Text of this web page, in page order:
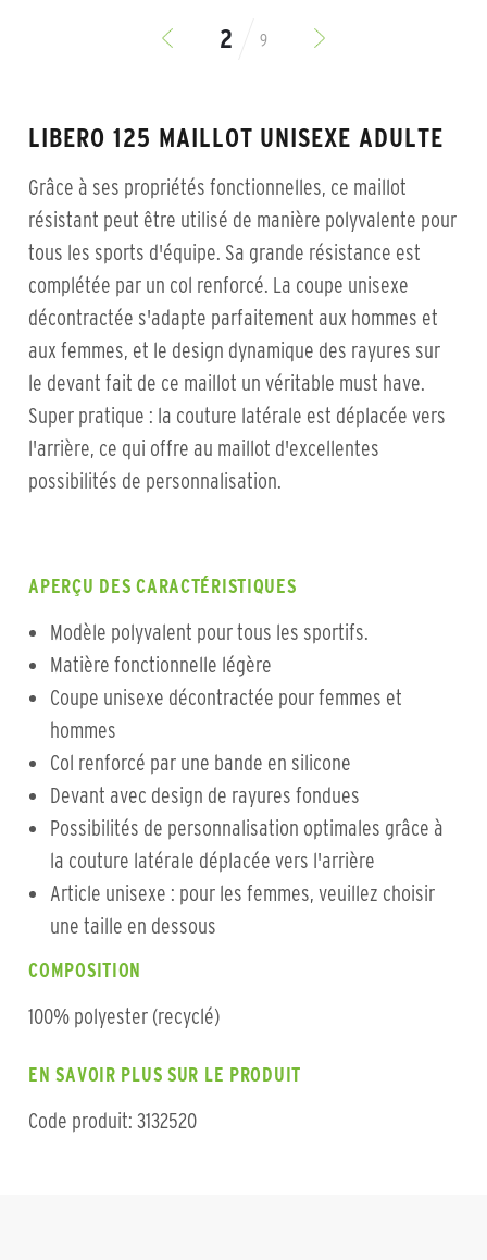
9
LIBERO 125 MAILLOT UNISEXE ADULTE
Grâce à ses propriétés fonctionnelles, ce maillot
résistant peut être utilisé de manière polyvalente pour
tous les sports d'équipe. Sa grande résistance est
complétée par un col renforcé. La coupe unisexe
décontractée s'adapte parfaitement aux hommes et
aux femmes, et le design dynamique des rayures sur
le devant fait de ce maillot un véritable must have.
Super pratique : la couture latérale est déplacée vers
l'arrière, ce qui offre au maillot d'excellentes
possibilités de personnalisation.
APERÇU DES CARACTÉRISTIQUES
Modèle polyvalent pour tous les sportifs.
Matière fonctionnelle légère
Coupe unisexe décontractée pour femmes et
hommes
Col renforcé par une bande en silicone
Devant avec design de rayures fondues
Possibilités de personnalisation optimales grâce à
la couture latérale déplacée vers l'arrière
Article unisexe : pour les femmes, veuillez choisir
une taille en dessous
COMPOSITION
100% polyester (recyclé)
EN SAVOIR PLUS SUR LE PRODUIT
Code produit: 3132520